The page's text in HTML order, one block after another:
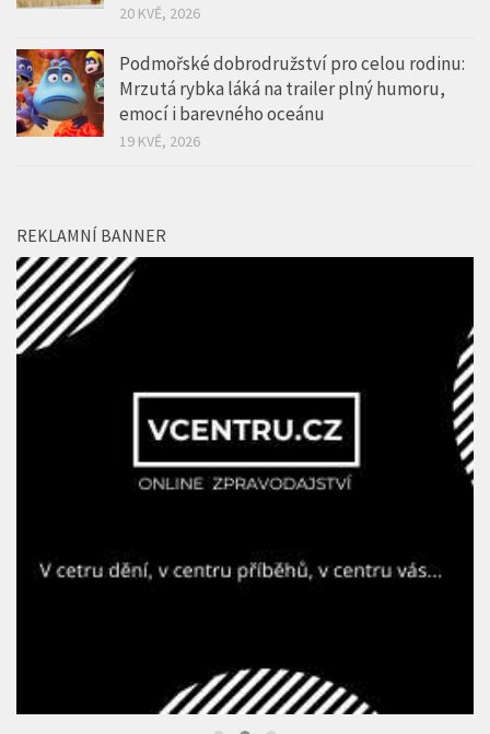
20 KVĚ, 2026
Podmořské dobrodružství pro celou rodinu:
Mrzutá rybka láká na trailer plný humoru,
emocí i barevného oceánu
19 KVĚ, 2026
REKLAMNÍ BANNER